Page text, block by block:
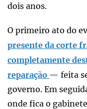
dois anos.
O primeiro ato do
presente da corte
completamente
reparação — feita
governo. Em
onde fica o